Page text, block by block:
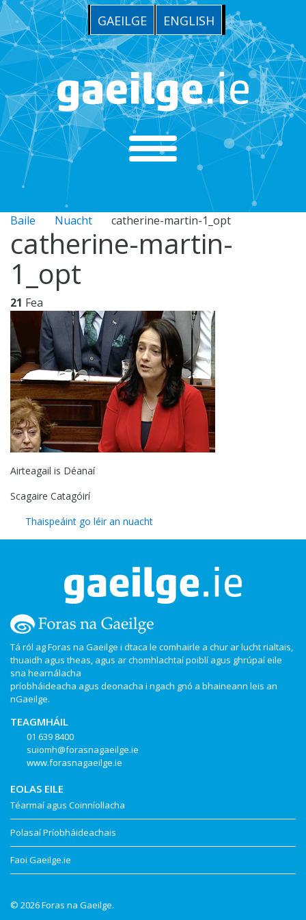
GAEILGE ENGLISH
Baile Nuacht catherine-martin-1_opt
catherine-martin-
1_opt
21 Fea
Airteagail is Déanaí
Scagaire Catagóirí
Thaispeáint go léir an nuacht
Tá ról ag Foras na Gaeilge i dtaca le comhairle a chur ar lucht rialtais,
thuaidh agus theas, agus ar chomhlachtaí poiblí agus ghrúpaí eile
sna hearnálacha
príobháideacha agus deonacha i ngach gnó a bhaineann leis an
nGaeilge.
TEAGMHÁIL
01 639 8400
suiomh@forasnagaeilge.ie
www.forasnagaeilge.ie
EOLAS EILE
Téarmaí agus Coinníollacha
Polasaí Príobháideachais
Faoi Gaeilge.ie
© 2026 Foras na Gaeilge.